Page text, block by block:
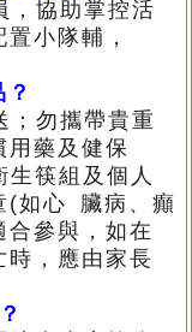
協助掌控活
小隊輔，
；勿攜帶貴重
用藥及健保
生筷組及個人
(如心
臟病、癲
合參與，如在
， 應由家長